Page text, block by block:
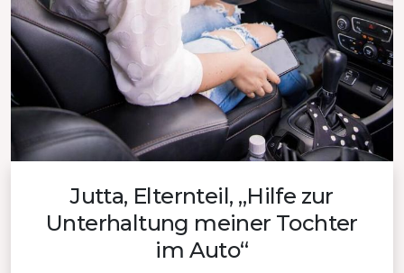
Jutta, Elternteil, „Hilfe zur
Unterhaltung meiner Tochter
im Auto“